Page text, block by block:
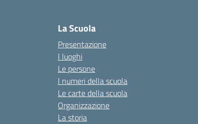
La Scuola
Presentazione
I luoghi
Le persone
I numeri della scuola
Le carte della scuola
Organizzazione
La storia